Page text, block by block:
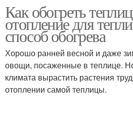
Как обогреть
отопление для
способ обогрева
Хорошо ранней весной и даже
овощи, посаженные в теплице.
климата вырастить растения
отоплении самой теплицы.